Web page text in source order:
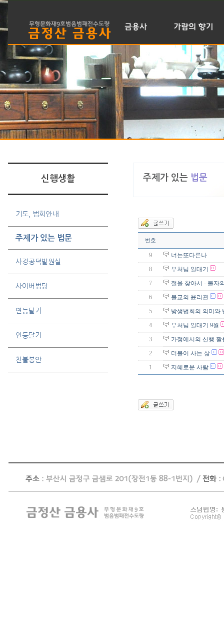
주지스님 인사말
금용사 이력
신도회 소개
월간 바라밀
찾아오시는 길
가람전경
대웅전
관음전
산신각
신행생활
기도, 법회안내
주제가 있는 법문
사경공덕발원실
사이버법당
연등달기
인등달기
천불봉안
주제가 있는 법문
번호
9
너는또다른나
8
부처님 일대기
7
절을 찾아서 - 불자
6
불교의 윤리관
5
방생법회의 의미와
4
부처님 일대기 9월
3
가정에서의 신행 활
2
더불어 사는 삶
1
지혜로운 사람